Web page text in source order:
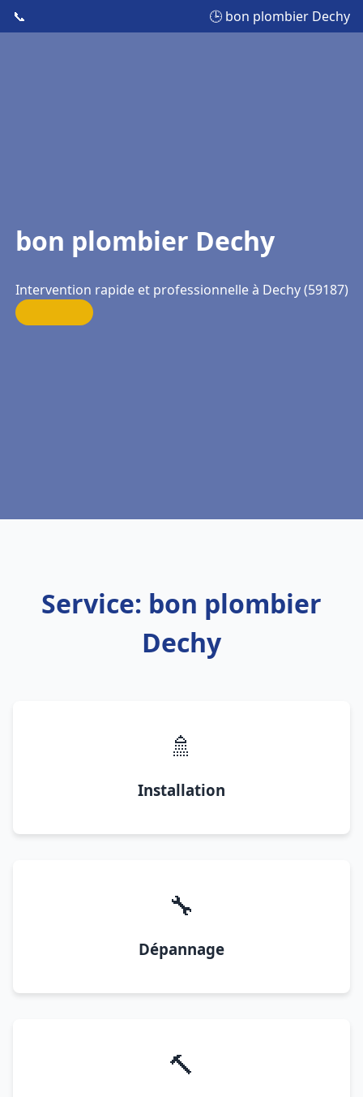
📞 🕒 bon plombier Dechy
bon plombier Dechy
Intervention rapide et professionnelle à Dechy (59187)
Service: bon plombier
Dechy
🚿
Installation
🔧
Dépannage
🔨